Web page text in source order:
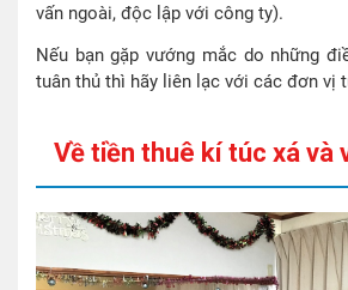
vấn ngoài, độc lập với công ty).
Nếu bạn gặp vướng mắc do những
tuân thủ thì hãy liên lạc với các đơn vị
Về tiền thuê kí túc xá và